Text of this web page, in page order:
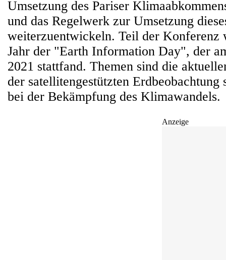
Umsetzung des Pariser
und das Regelwerk zur Umsetzung
weiterzuentwickeln. Teil der Konferenz
Jahr der "Earth Information Day", der
2021 stattfand. Themen sind die
der satellitengestützten Erdbeobachtung
bei der Bekämpfung des Klimawandels.
Anzeige